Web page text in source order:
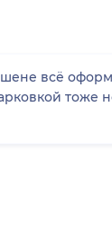
всё